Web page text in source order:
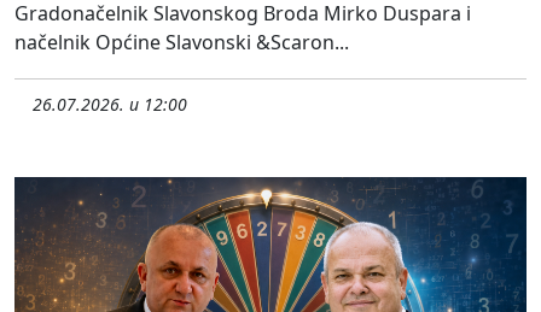
Gradonačelnik Slavonskog Broda Mirko Duspara i
načelnik Općine Slavonski &Scaron...
26.07.2026. u 12:00